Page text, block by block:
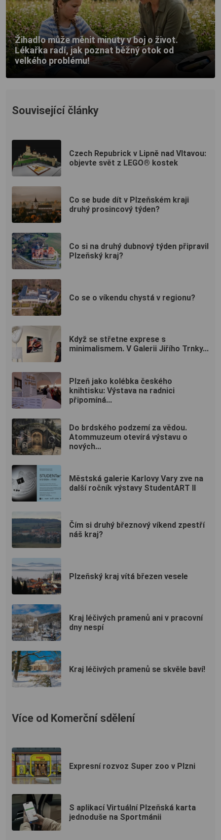
Žihadlo může měnit minuty v boj o život.
Lékařka radí, jak poznat běžný otok od
velkého problému!
Související články
Czech Repubrick v Lipně nad Vltavou:
objevte svět z LEGO® kostek
Co se bude dít v Plzeňském kraji
druhý prosincový týden?
Co si na druhý dubnový týden připravil
Plzeňský kraj?
Co se o víkendu chystá v regionu?
Když se střetne exprese s
minimalismem. V Galerii Jiřího Trnky...
Plzeň jako kolébka českého
knihtisku: Výstava na radnici
připomíná...
Do brdského podzemí za vědou.
Atommuzeum otevírá výstavu o
nových...
Městská galerie Karlovy Vary zve na
další ročník výstavy StudentART II
Čím si druhý březnový víkend zpestří
náš kraj?
Plzeňský kraj vítá březen vesele
Kraj léčivých pramenů ani v pracovní
dny nespí
Kraj léčivých pramenů se skvěle baví!
Více od Komerční sdělení
Expresní rozvoz Super zoo v Plzni
S aplikací Virtuální Plzeňská karta
jednoduše na Sportmánii